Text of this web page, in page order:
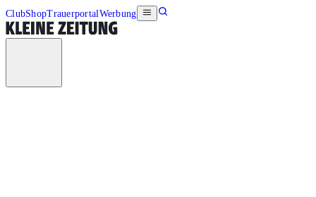
ClubShopTrauerportalWerbung